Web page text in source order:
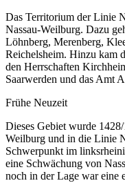
Das Territorium der Linie
Nassau-Weilburg. Dazu
Löhnberg, Merenberg,
Reichelsheim. Hinzu kam
den Herrschaften
Saarwerden und das Amt
Frühe Neuzeit
Dieses Gebiet wurde
Weilburg und in die Linie
Schwerpunkt im
eine Schwächung von
noch in der Lage war eine